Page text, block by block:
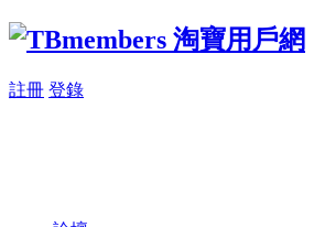
註冊 登錄